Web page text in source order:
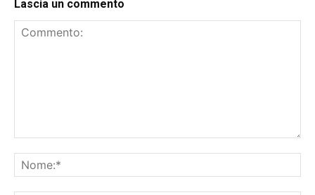
Lascia un commento